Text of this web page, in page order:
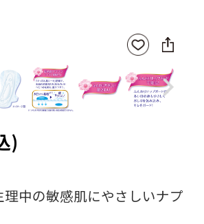
お気
に入
登録
SNS
に
ェ
ア
Next
)
中の敏感肌にやさしいナプ